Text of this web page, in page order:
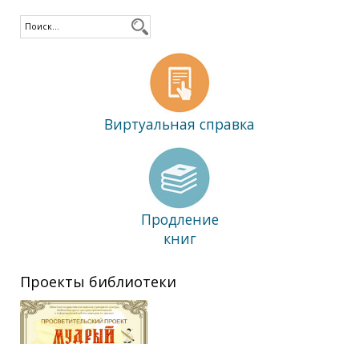
Виртуальная справка
Продление
книг
Проекты библиотеки